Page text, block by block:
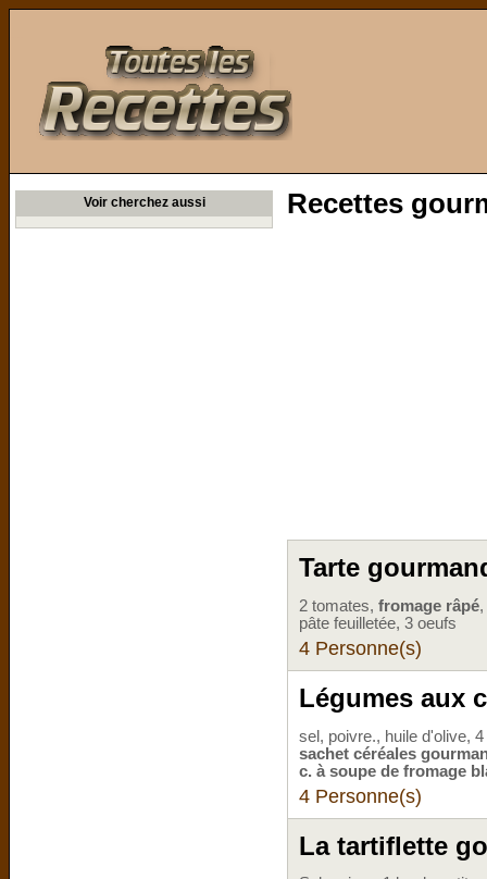
Voir cherchez aussi Recettes
Tarte
2 tomates, fromage râpé
pâte feuilletée, 3 oeufs
4 Personne(s)
Légumes aux
sel, poivre., huile d'olive,
sachet céréales
c. à soupe de fromage
4 Personne(s)
La tartiflette